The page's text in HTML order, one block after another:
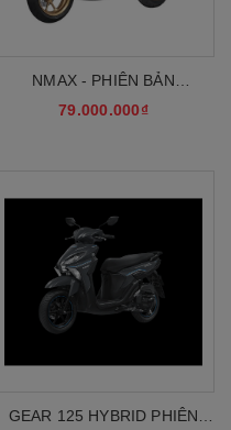
NMAX - PHIÊN BẢN
TECHMAX
79.000.000₫
GEAR 125 HYBRID PHIÊN